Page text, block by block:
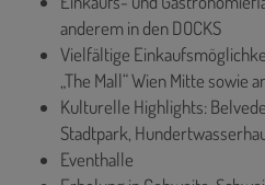
anderem in den DOCKS
Vielfältige
„The Mall“ Wien Mitte sowie
Kulturelle Highlights:
Stadtpark,
Eventhalle